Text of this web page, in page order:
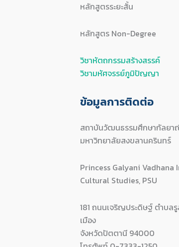
หลักสูตรระยะสั้น
หลักสูตร Non-Degree
วิชาหัตถกรรมสร้างสรรค์
วิชามหัศจรรย์ภูมิปัญญา
ข้อมูลการติดต่อ
สถาบันวัฒนธรรมศึกษากัลย
มหาวิทยาลัยสงขลานครินทร์
Princess Galyani
Cultural Studies, PSU
181 ถนนเจริญประดิษฐ์ ตำบลรู
เมือง
จังหวัดปัตตานี 94000